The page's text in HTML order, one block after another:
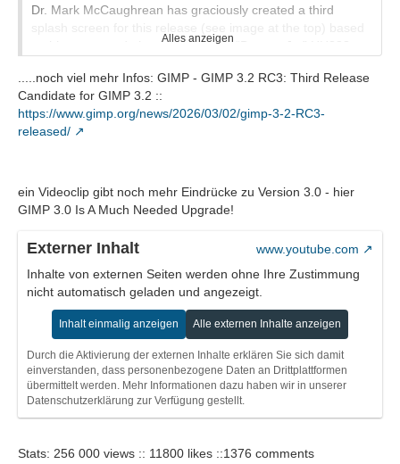
Dr. Mark McCaughrean has graciously created a third
on his processed photograph of the “Dragon Jet” HH288
We are deeply grateful to Dr. McCaughrean for the three
splash screens he has created for the 3.2 release
candidates. It will be tough decision to select the one to use
for the final GIMP 3.2!
link and vector layers in addition to the existing text layers. A
lot of behind-the-scenes work has been done by Jehan to
actions, such as painting and merging down layer masks.
You should now be better protected from accidentally
altering these layers destructively, unless you intentionally
rasterize them (and if you change your mind, you can easily
revert that process to restore the original layer).
As a result of this work, we also have a small new feature.
Previously, you could drag and drop a color swatch on a text
layer to change its color. Alx Sa extended this behavior to
vector layers - now you can drag either a color or pattern
swatch to change its fill!
Color Operations
correctness, the Levels, Curves, Equalize, and White
Alles anzeigen
.....noch viel mehr Infos: GIMP - GIMP 3.2 RC3: Third Release
Candidate for GIMP 3.2 ::
https://www.gimp.org/news/2026/03/02/gimp-3-2-RC3-
released/
ein Videoclip gibt noch mehr Eindrücke zu Version 3.0 - hier
GIMP 3.0 Is A Much Needed Upgrade!
Externer Inhalt
www.youtube.com
Inhalte von externen Seiten werden ohne Ihre Zustimmung
nicht automatisch geladen und angezeigt.
Inhalt einmalig anzeigen Alle externen Inhalte anzeigen
Durch die Aktivierung der externen Inhalte erklären Sie sich damit
einverstanden, dass personenbezogene Daten an Drittplattformen
übermittelt werden. Mehr Informationen dazu haben wir in unserer
Datenschutzerklärung zur Verfügung gestellt.
Stats: 256 000 views :: 11800 likes ::1376 comments